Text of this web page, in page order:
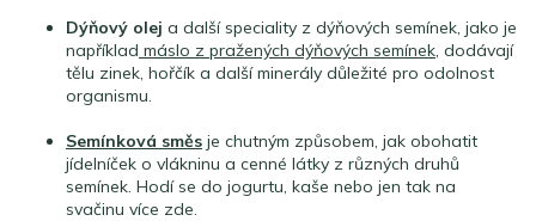
Dýňový olej a další speciality z dýňových semínek, jako je
například máslo z pražených dýňových semínek, dodávají
tělu zinek, hořčík a další minerály důležité pro odolnost
organismu.
Semínková směs je chutným způsobem, jak obohatit
jídelníček o vlákninu a cenné látky z různých druhů
semínek. Hodí se do jogurtu, kaše nebo jen tak na
svačinu více zde.